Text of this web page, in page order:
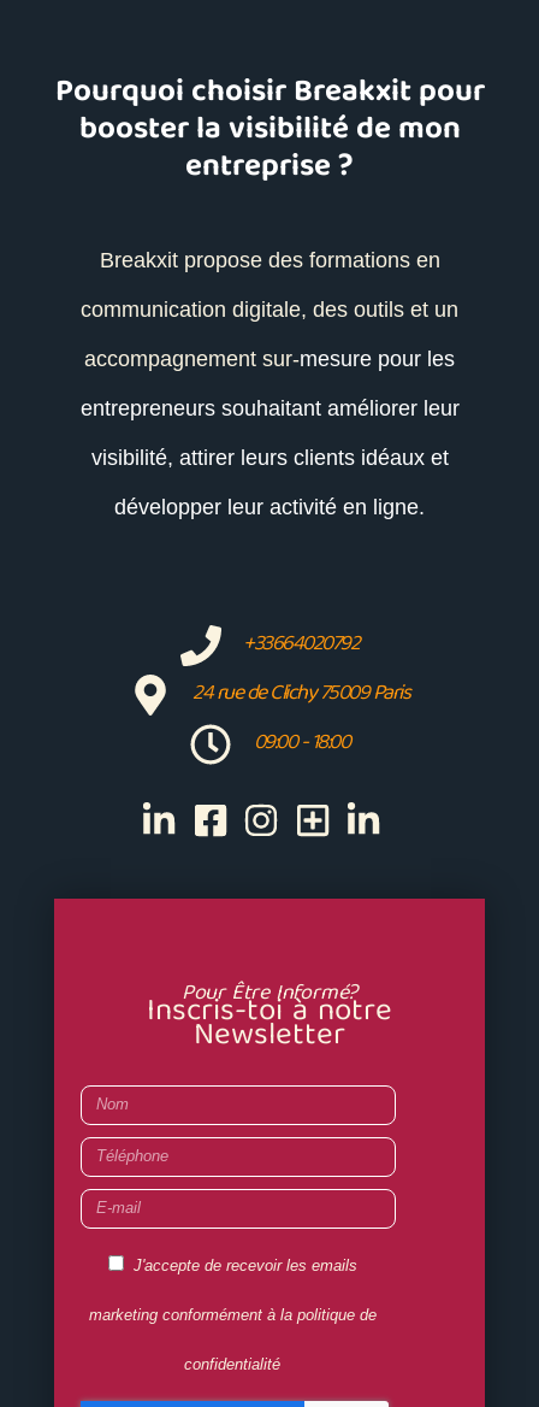
Pourquoi choisir Breakxit pour
booster la visibilité de mon
entreprise ?
Breakxit propose des formations en
communication digitale, des outils et un
accompagnement sur-mesure pour les
entrepreneurs souhaitant améliorer leur
visibilité, attirer leurs clients idéaux et
développer leur activité en ligne.
+33664020792
24 rue de Clichy 75009 Paris
09:00 - 18:00
Pour Être Informé?
Inscris-toi à notre
Newsletter
Nom
Téléphone
E-
mail
RGPD
OK
J'accepte de recevoir les emails
marketing conformément à la politique de
confidentialité